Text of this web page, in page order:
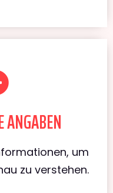
um
zu verstehen.